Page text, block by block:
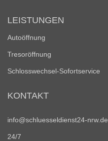
LEISTUNGEN
Autoöffnung
Tresoröffnung
Schlosswechsel-Sofortservice
KONTAKT
info@schluesseldienst24-nrw.de
24/7